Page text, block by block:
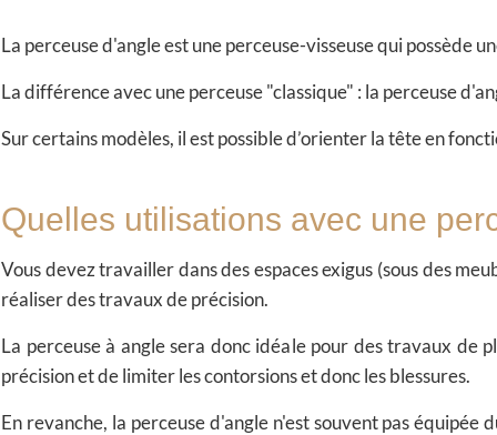
La perceuse d'angle est une perceuse-visseuse qui possède
La différence avec une perceuse "classique" : la perceuse
Sur certains modèles, il est possible d’orienter la tête en
Quelles utilisations avec une
Vous devez travailler dans des espaces exigus (sous des
réaliser des travaux de précision.
La perceuse à angle sera donc idéale pour des travaux de
précision et de limiter les contorsions et donc les blessures.
En revanche, la perceuse d'angle n'est souvent pas